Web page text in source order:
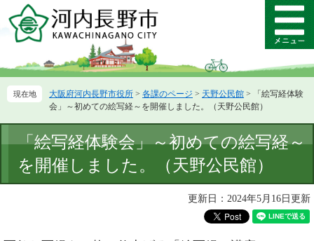
ー
先
ニ
を
て
メ
ニ
ー
大阪府河内長野市役所 > 各課のページ > 天野公民館 >
「絵写経体験
会」～初めての絵写経～を開催しました。（天野公民館）
文
「絵写経体験会」～初めての絵写経～
を開催しました。（天野公民館）
更新日：2024年5月16日更新